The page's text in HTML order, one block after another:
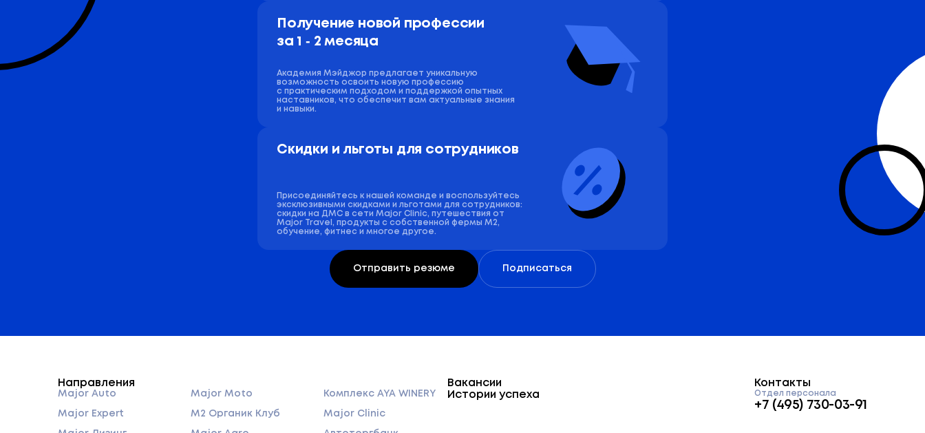
Получение новой профессии
за 1 ‑ 2 месяца
Академия Мэйджор предлагает уникальную
возможность освоить новую профессию
с практическим подходом и поддержкой опытных
наставников, что обеспечит вам актуальные знания
и навыки.
Скидки и льготы для сотрудников
Присоединяйтесь к нашей команде и воспользуйтесь
эксклюзивными скидками и льготами для сотрудников:
скидки на ДМС в сети Major Clinic, путешествия от
Major Travel, продукты с собственной фермы М2,
обучение, фитнес и многое другое.
Отправить резюме Подписаться
Направления
Major Auto
Major Expert
Major Moto
M2 Органик Клуб
Комплекс AYA WINERY
Major Clinic
Вакансии
Истории успеха
Контакты
Отдел персонала
+7 (495) 730-03-91